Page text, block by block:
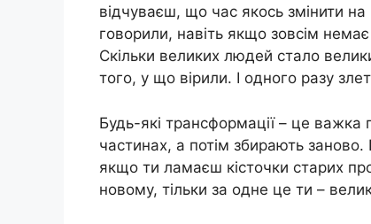
відчуваєш, що час якось змінити
говорили, навіть якщо зовсім
Скільки великих людей стало
того, у що вірили. І одного разу
Будь-які трансформації – це важка
частинах, а потім збирають
якщо ти ламаєш кісточки старих
новому, тільки за одне це ти –